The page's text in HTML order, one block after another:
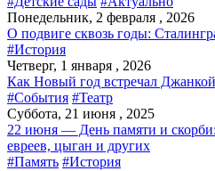
Понедельник, 2 февраля , 2026
О подвиге сквозь годы:
#История
Четверг, 1 января , 2026
Как Новый год встречал
#События #Театр
Суббота, 21 июня , 2025
22 июня — День памяти и
евреев, цыган и других
#Память #История